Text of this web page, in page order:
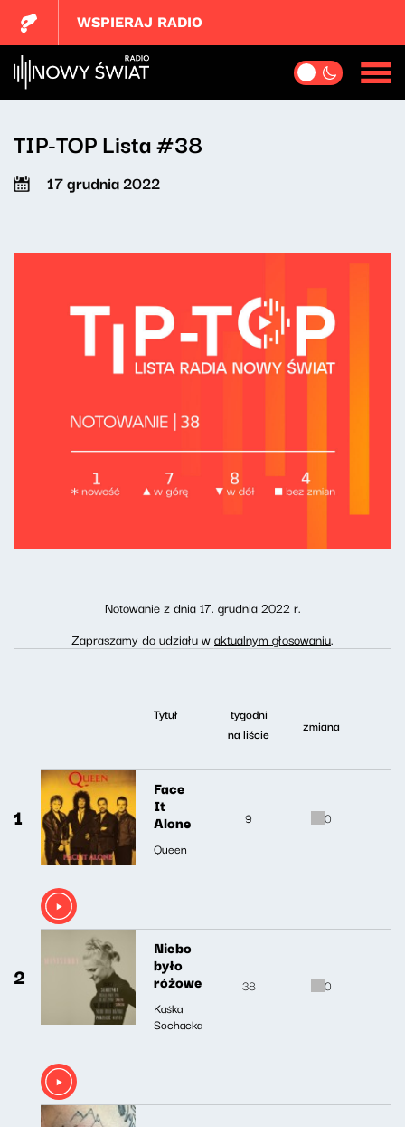
WSPIERAJ RADIO
TIP-TOP Lista #38
17 grudnia 2022
Notowanie z dnia 17. grudnia 2022 r.
Zapraszamy do udziału waktualnym głosowaniu.
Tytuł
tygodni
na liście
zmiana
1
Face
It
Alone
Queen
9 0
2
Niebo
było
różowe
Kaśka
Sochacka
38 0